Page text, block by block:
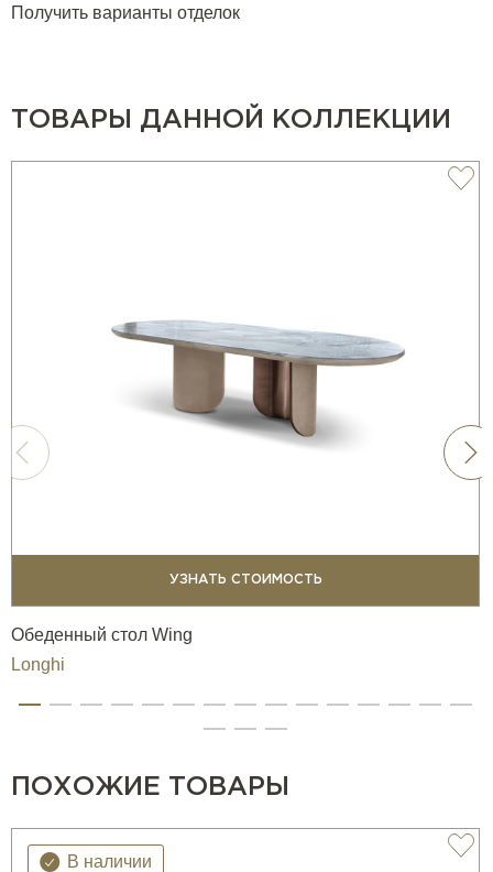
Получить варианты отделок
ТОВАРЫ ДАННОЙ КОЛЛЕКЦИИ
УЗНАТЬ СТОИМОСТЬ
Обеденный стол Wing
Longhi
ПОХОЖИЕ ТОВАРЫ
В наличии